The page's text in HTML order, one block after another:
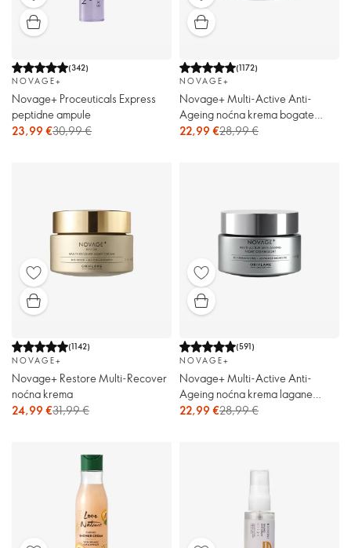
(342)
NOVAGE+
Novage+ Proceuticals Express
peptidne ampule
23,99 €30,99 €
(1172)
NOVAGE+
Novage+ Multi-Active Anti-
Ageing noćna krema bogate
teksture
22,99 €28,99 €
(1142)
NOVAGE+
Novage+ Restore Multi-Recover
noćna krema
24,99 €31,99 €
(591)
NOVAGE+
Novage+ Multi-Active Anti-
Ageing noćna krema lagane
teksture
22,99 €28,99 €